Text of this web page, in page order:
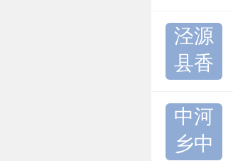
泾源
县香
中河
乡中